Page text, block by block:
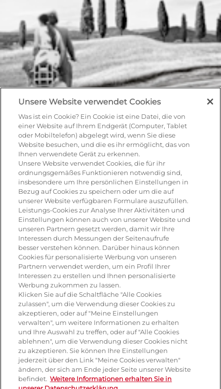
Rezepte & Produkte
Rezepte
Antipasti
Pizza
Pasta & aufläufe
Salat
Risotto
Dessert
Tiramisu
Vegetarisch
Unsere Website verwendet Cookies
Was ist ein Cookie? Ein Cookie ist eine Datei, die von
einer Website auf Ihrem Endgerät (Computer, Tablet
oder Mobiltelefon) abgelegt wird, wenn Sie diese
Website besuchen, und die es ihr ermöglicht, das von
Ihnen verwendete Gerät zu erkennen.
Unsere Website verwendet Cookies, die für ihr
ordnungsgemäßes Funktionieren notwendig sind,
insbesondere um Ihre persönlichen Einstellungen in
Bezug auf Cookies zu speichern oder um die auf
unserer Website verfügbaren Formulare auszufüllen.
Leistungs-Cookies zur Analyse Ihrer Aktivitäten und
Einstellungen können auch von unserer Website und
unseren Partnern gesetzt werden, damit wir Ihre
Interessen durch Messungen der Seitenaufrufe
besser verstehen können. Darüber hinaus können
Cookies für personalisierte Werbung von unseren
Partnern verwendet werden, um ein Profil Ihrer
Interessen zu erstellen und Ihnen personalisierte
Werbung zukommen zu lassen.
Klicken Sie auf die Schaltfläche "Alle Cookies
zulassen", um die Verwendung dieser Cookies zu
akzeptieren, oder auf "Meine Einstellungen
verwalten", um weitere Informationen zu erhalten
und Ihre Auswahl zu treffen, oder auf "Alle Cookies
ablehnen", um die Verwendung dieser Cookies nicht
zu akzeptieren. Sie können Ihre Einstellungen
jederzeit über den Link "Meine Cookies verwalten"
ändern, der sich am Ende jeder Seite unserer Website
befindet. Weitere Informationen erhalten Sie in